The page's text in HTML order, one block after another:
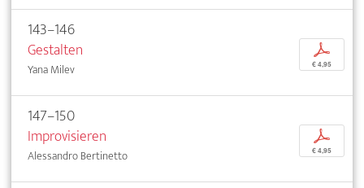
143–146
Gestalten
Yana Milev
p
€ 4,95
147–150
Improvisieren
Alessandro Bertinetto
p
€ 4,95